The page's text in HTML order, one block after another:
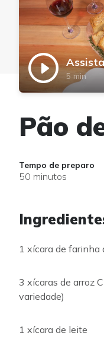
5 min
Pão
Tempo de preparo
50 minutos
1 xícara de farinha
3 xícaras de arroz
variedade)
1 xícara de leite